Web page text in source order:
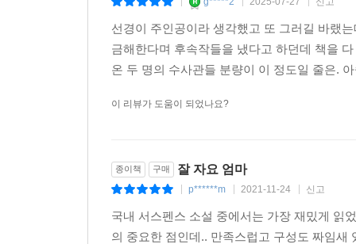
선경이 주인공이라 생각했고 또 그러길 바랬
금해한다며 후속작들을 냈다고 하던데 책을
온 두 명의 수사관들 분량이 이 정도일 줄은.
이 리뷰가 도움이 되었나요?
종이책 구매 잘 자요 엄마
p******m 2021-11-24 신고
국내 서스펜스 소설 중에서는 가장 재밌게 읽
의 중요한 점인데.. 만족스럽고 구성도 짜임